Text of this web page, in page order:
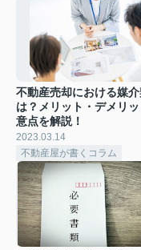
不動産売却における媒介
は？メリット・デメリ
意点を解説！
2023.03.14
不動産屋が書くコラム